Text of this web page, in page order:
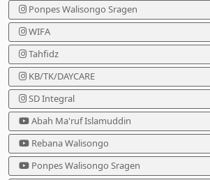
Ponpes Walisongo Sragen
WIFA
Tahfidz
KB/TK/DAYCARE
SD Integral
Abah Ma'ruf Islamuddin
Rebana Walisongo
Ponpes Walisongo Sragen